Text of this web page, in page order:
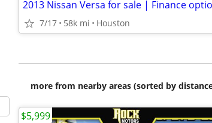
7/17 58k mi Houston
more from nearby areas (sorted by
$5,999